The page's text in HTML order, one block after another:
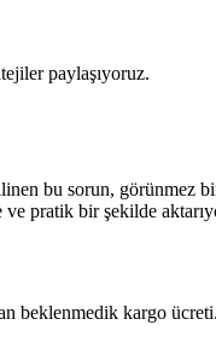
paylaşıyoruz.
bu sorun, görünmez
pratik bir şekilde
beklenmedik kargo